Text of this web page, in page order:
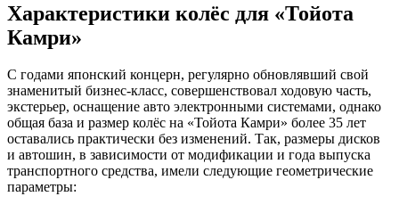
Характеристики колёс для «Тойота
Камри»
С годами японский концерн, регулярно обновлявший свой
знаменитый бизнес-класс, совершенствовал ходовую часть,
экстерьер, оснащение авто электронными системами, однако
общая база и размер колёс на «Тойота Камри» более 35 лет
оставались практически без изменений. Так, размеры дисков
и автошин, в зависимости от модификации и года выпуска
транспортного средства, имели следующие геометрические
параметры: